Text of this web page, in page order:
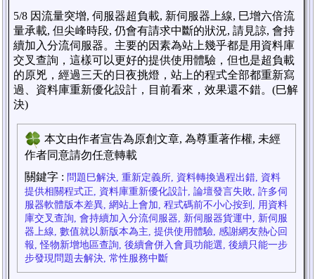
5/8 因流量突增, 伺服器超負載, 新伺服器上線, 巳增六倍流
量承載, 但尖峰時段, 仍會有請求中斷的狀況, 請見諒, 會持
續加入分流伺服器。主要的因素為站上幾乎都是用資料庫
交叉查詢，這樣可以更好的提供使用體驗，但也是超負載
的原兇，經過三天的日夜挑燈，站上的程式全部都重新寫
過、資料庫重新優化設計，目前看來，效果還不錯。(巳解
決)
本文由作者宣告為原創文章, 為尊重著作權, 未經
作者同意請勿任意轉載
關鍵字 : 問題巳解決, 重新定義所, 資料轉換過程出錯, 資料
提供相關程式正, 資料庫重新優化設計, 論壇發言失敗, 許多伺
服器軟體版本差異, 網站上會加, 程式碼前不小心按到, 用資料
庫交叉查詢, 會持續加入分流伺服器, 新伺服器貨運中, 新伺服
器上線, 數值就以新版本為主, 提供使用體驗, 感謝網友熱心回
報, 怪物新增地區查詢, 後續會併入會員功能選, 後續只能一步
步發現問題去解決, 常性服務中斷